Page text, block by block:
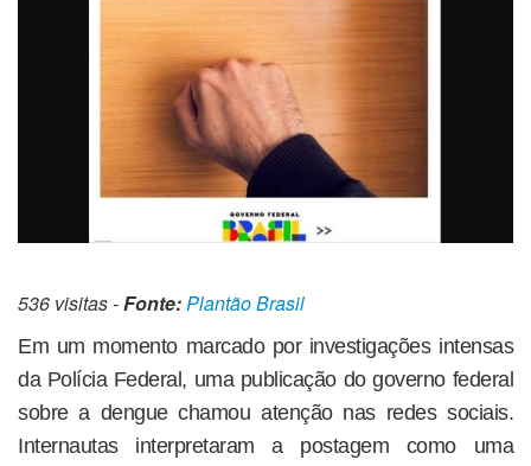
536 visitas -Fonte:Plantão Brasil
Em um momento marcado por investigações intensas
da Polícia Federal, uma publicação do governo federal
sobre a dengue chamou atenção nas redes sociais.
Internautas interpretaram a postagem como uma